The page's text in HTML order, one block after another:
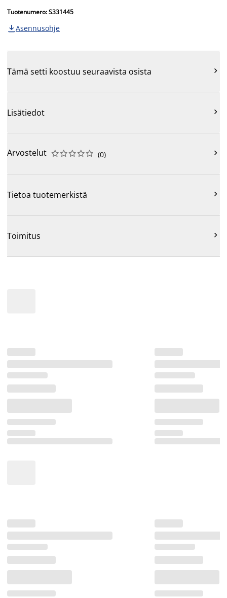
Tuotenumero: S331445
 Asennusohje
Tämä setti koostuu seuraavista osista 
Lisätiedot 
Arvostelut 




 (0) 
Tietoa tuotemerkistä 
Toimitus 